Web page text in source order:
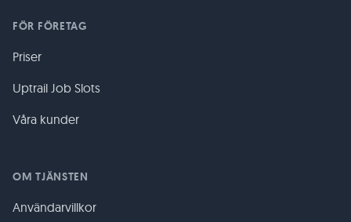
FÖR FÖRETAG
Priser
Uptrail Job Slots
Våra kunder
OM TJÄNSTEN
Användarvillkor